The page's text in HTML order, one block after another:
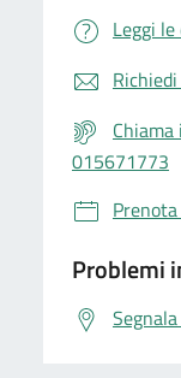
Leggi
015671773
Problemi